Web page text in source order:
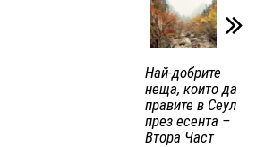
Най-добрите
неща, които да
правите в Сеул
през есента –
Втора Част